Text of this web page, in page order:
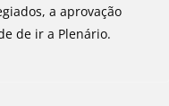
a aprovação
de ir a Plenário.